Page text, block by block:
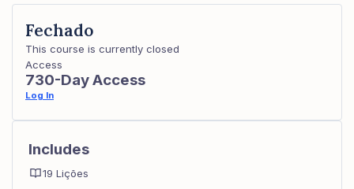
Fechado
This course is currently closed
Access
730-Day Access
Log In
Includes
19 Lições